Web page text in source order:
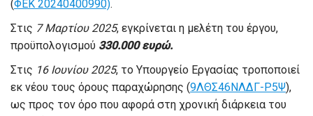
(ΦΕΚ 20240400990).
Στις 7 Μαρτίου 2025, εγκρίνεται η μελέτη του έργου,
προϋπολογισμού 330.000 ευρώ.
Στις 16 Ιουνίου 2025, το Υπουργείο Εργασίας τροποποιεί
εκ νέου τους όρους παραχώρησης (9ΛΘΣ46ΝΛΔΓ-Ρ5Ψ),
ως προς τον όρο που αφορά στη χρονική διάρκεια του